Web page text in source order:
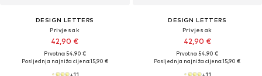
DESIGN LETTERS
Privjesak
42,90 €
Prvotno: 54,90 €
Posljednja najniža cijena:15,90 €
+11
DESIGN LETTERS
Privjesak
42,90 €
Prvotno: 54,90 €
Posljednja najniža cijena:15,90 €
+11